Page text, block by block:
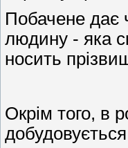
Побачене дає
людину - яка
носить
Окрім того, в